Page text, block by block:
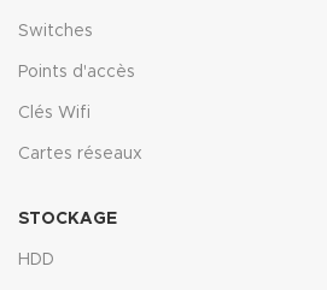
Switches
Points d'accès
Clés Wifi
Cartes réseaux
STOCKAGE
HDD